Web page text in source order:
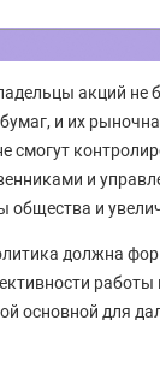
акций не
и их
смогут
и
и
должна
работы
основной для